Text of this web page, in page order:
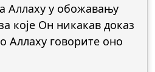
Аллаху у обожавању
које Он никакав доказ
Аллаху говорите оно